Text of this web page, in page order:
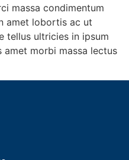
massa condimentum
amet lobortis ac ut
tellus ultricies in ipsum
morbi massa lectus